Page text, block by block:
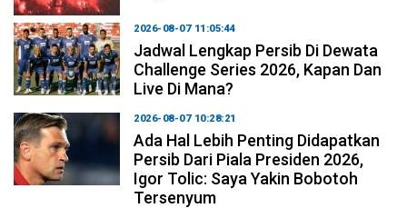
2026-08-07 11:05:44
Jadwal Lengkap Persib Di Dewata
Challenge Series 2026, Kapan Dan
Live Di Mana?
2026-08-07 10:28:21
Ada Hal Lebih Penting Didapatkan
Persib Dari Piala Presiden 2026,
Igor Tolic: Saya Yakin Bobotoh
Tersenyum